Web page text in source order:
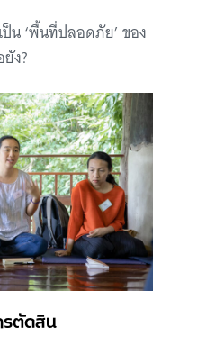
น ‘พื้นที่ปลอดภัย’ ของ
ง?
รตัดสิน